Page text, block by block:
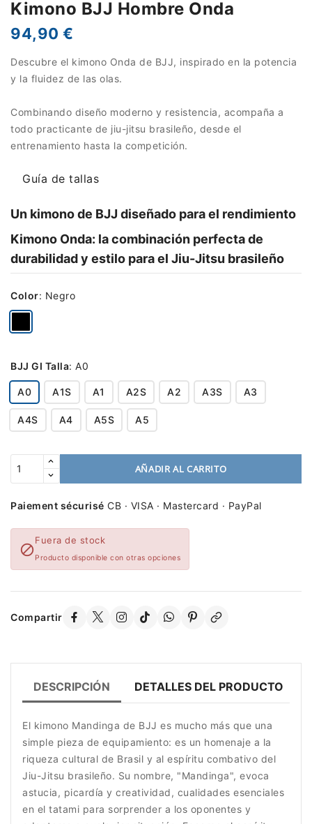
Kimono BJJ Hombre Onda
94,90 €
Descubre el kimono Onda de BJJ, inspirado en la potencia
y la fluidez de las olas.
Combinando diseño moderno y resistencia, acompaña a
todo practicante de jiu-jitsu brasileño, desde el
entrenamiento hasta la competición.
Guía de tallas
Un kimono de BJJ diseñado para el rendimiento
Kimono Onda: la combinación perfecta de
durabilidad y estilo para el Jiu-Jitsu brasileño
Color: Negro
BJJ GI Talla: A0
A0 A1S A1 A2S A2 A3S A3
A4S A4 A5S A5
AÑADIR AL CARRITO
Paiement sécurisé CB · VISA · Mastercard · PayPal

Fuera de stock
Producto disponible con otras opciones
Compartir
DESCRIPCIÓN DETALLES DEL PRODUCTO
El kimono Mandinga de BJJ es mucho más que una
simple pieza de equipamiento: es un homenaje a la
riqueza cultural de Brasil y al espíritu combativo del
Jiu-Jitsu brasileño. Su nombre, "Mandinga", evoca
astucia, picardía y creatividad, cualidades esenciales
en el tatami para sorprender a los oponentes y